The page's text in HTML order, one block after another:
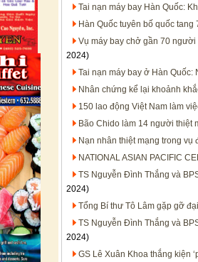
Tai nạn máy bay Hàn Quốc:
Hàn Quốc tuyên bố quốc
Vụ máy bay chở gần 70
2024)
Tai nạn máy bay ở Hàn
Nhân chứng kể lại khoảnh
150 lao động Việt Nam làm
Bão Chido làm 14 người thiệt
Nạn nhân thiệt mạng trong
NATIONAL ASIAN PACIFIC
TS Nguyễn Đình Thắng và
2024)
Tổng Bí thư Tô Lâm gặp gỡ
TS Nguyễn Đình Thắng và
2024)
GS Lê Xuân Khoa thắng kiện